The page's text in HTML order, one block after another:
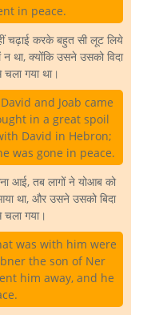
in peace.
करके बहुत सी लूट लिये
था, क्योंकि उसने उसको विदा
गया था।
and Joab came
in a great spoil
David in Hebron;
was gone in peace.
आई, तब लागों ने योआब को
था, और उसने उसको बिदा
गया।
was with him were
the son of Ner
him away, and he